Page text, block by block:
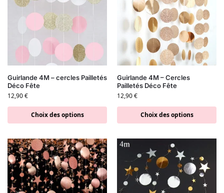
Guirlande 4M – cercles Pailletés
Déco Fête
12,90€
Choix des options
Guirlande 4M – Cercles
Pailletés Déco Fête
12,90€
Choix des options